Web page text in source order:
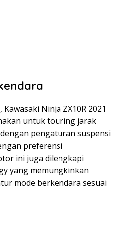
Ninja ZX10R 2021
untuk touring jarak
pengaturan suspensi
preferensi
ini juga dilengkapi
yang memungkinkan
mode berkendara sesuai